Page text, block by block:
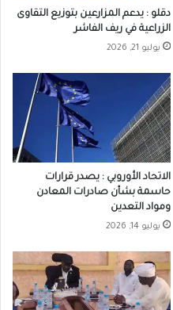
دقلو : يدعم المزارعين بتوزيع التقاوى
الزراعية في ريف الفاشر
يوليو 21, 2026
الاتحاد الأوروبي : يصدر قرارات
حاسمة بشأن صادرات المعادن
ومواد التعدين
يوليو 14, 2026